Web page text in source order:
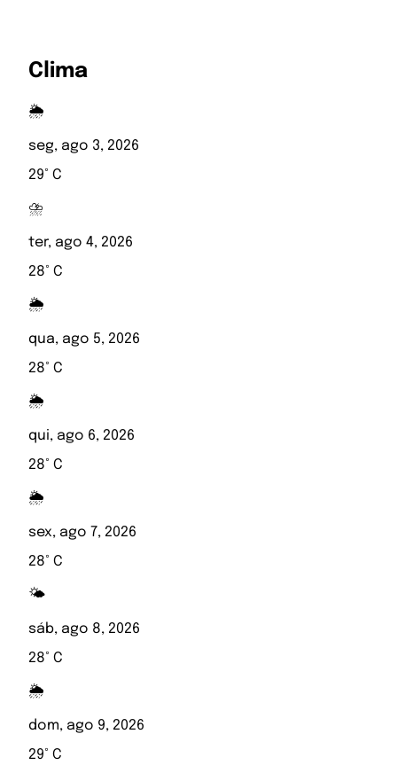
Clima
🌦️
seg, ago 3, 2026
29° C
⛈️
ter, ago 4, 2026
28° C
🌦️
qua, ago 5, 2026
28° C
🌦️
qui, ago 6, 2026
28° C
🌦️
sex, ago 7, 2026
28° C
🌤️
sáb, ago 8, 2026
28° C
🌦️
dom, ago 9, 2026
29° C